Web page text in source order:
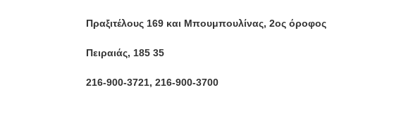
Πραξιτέλους 169 και Μπουμπουλίνας, 2ος όροφος
Πειραιάς, 185 35
216-900-3721, 216-900-3700